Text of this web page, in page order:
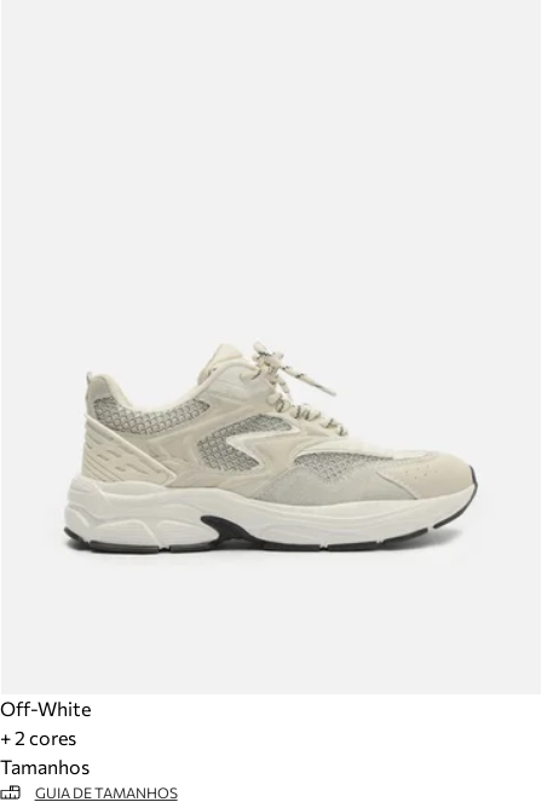
Off-White
+ 2 cores
Tamanhos
GUIA DE TAMANHOS